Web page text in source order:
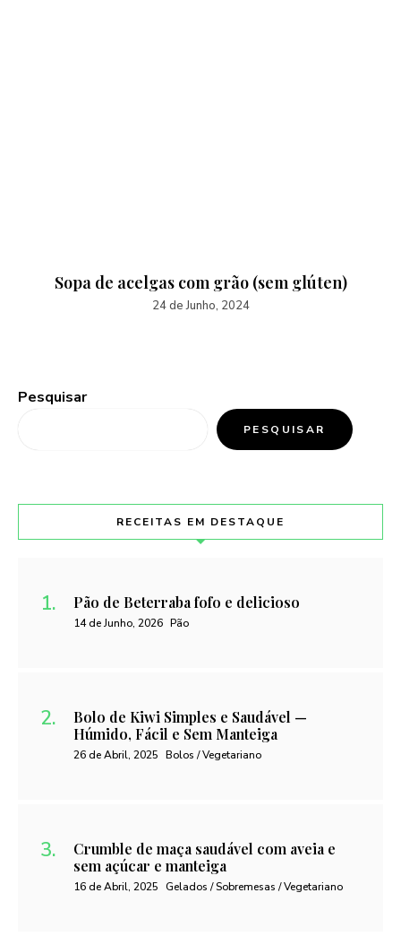
Sopa de acelgas com grão (sem glúten)
24 de Junho, 2024
Pesquisar
PESQUISAR
RECEITAS EM DESTAQUE
Pão de Beterraba fofo e delicioso
14 de Junho, 2026 Pão
Bolo de Kiwi Simples e Saudável —
Húmido, Fácil e Sem Manteiga
26 de Abril, 2025 Bolos / Vegetariano
Crumble de maça saudável com aveia e
sem açúcar e manteiga
16 de Abril, 2025 Gelados / Sobremesas / Vegetariano